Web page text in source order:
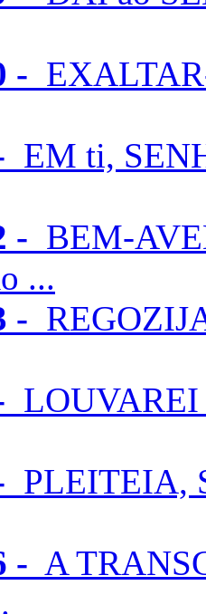
-
EM ti,
- BEM-
...
-
LOUVAREI
PLEITEIA,
- A